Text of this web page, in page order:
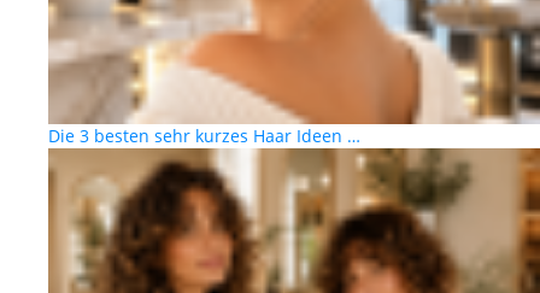
Die 3 besten sehr kurzes Haar Ideen …